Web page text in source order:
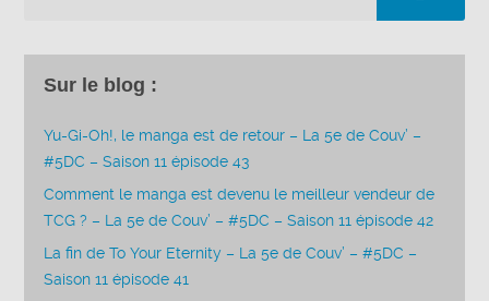
Sur le blog :
Yu-Gi-Oh!, le manga est de retour – La 5e de Couv’ –
#5DC – Saison 11 épisode 43
Comment le manga est devenu le meilleur vendeur de
TCG ? – La 5e de Couv’ – #5DC – Saison 11 épisode 42
La fin de To Your Eternity – La 5e de Couv’ – #5DC –
Saison 11 épisode 41